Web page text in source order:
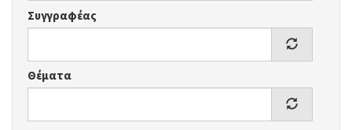
Συγγραφέας
Θέματα